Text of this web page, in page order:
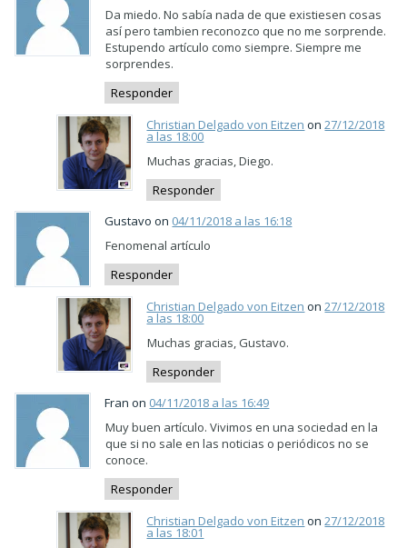
Da miedo. No sabía nada de que existiesen cosas
así pero tambien reconozco que no me sorprende.
Estupendo artículo como siempre. Siempre me
sorprendes.
Responder
Christian Delgado von Eitzen on27/12/2018
a las 18:00
Muchas gracias, Diego.
Responder
Gustavo on 04/11/2018 a las 16:18
Fenomenal artículo
Responder
Christian Delgado von Eitzen on27/12/2018
a las 18:00
Muchas gracias, Gustavo.
Responder
Fran on 04/11/2018 a las 16:49
Muy buen artículo. Vivimos en una sociedad en la
que si no sale en las noticias o periódicos no se
conoce.
Responder
Christian Delgado von Eitzen on27/12/2018
a las 18:01